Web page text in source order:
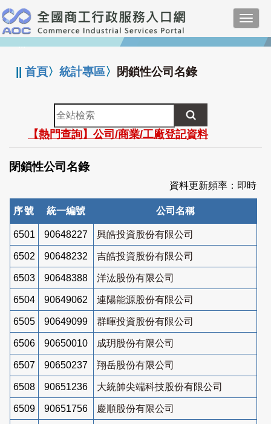
跳
到
主
要
:::
||首頁〉統計專區〉 閉鎖性公司名錄
全
站
檢
索
【熱門查詢】公司/商業/工廠登記資料
閉鎖性公司名錄
資料更新頻率：即時
序號 統一編號 公司名稱
6501 90648227 興皓投資股份有限公司
6502 90648232 吉皓投資股份有限公司
6503 90648388 洋汯股份有限公司
6504 90649062 連陽能源股份有限公司
6505 90649099 群暉投資股份有限公司
6506 90650010 成玥股份有限公司
6507 90650237 翔岳股份有限公司
6508 90651236 大統帥尖端科技股份有限公司
6509 90651756 慶順股份有限公司